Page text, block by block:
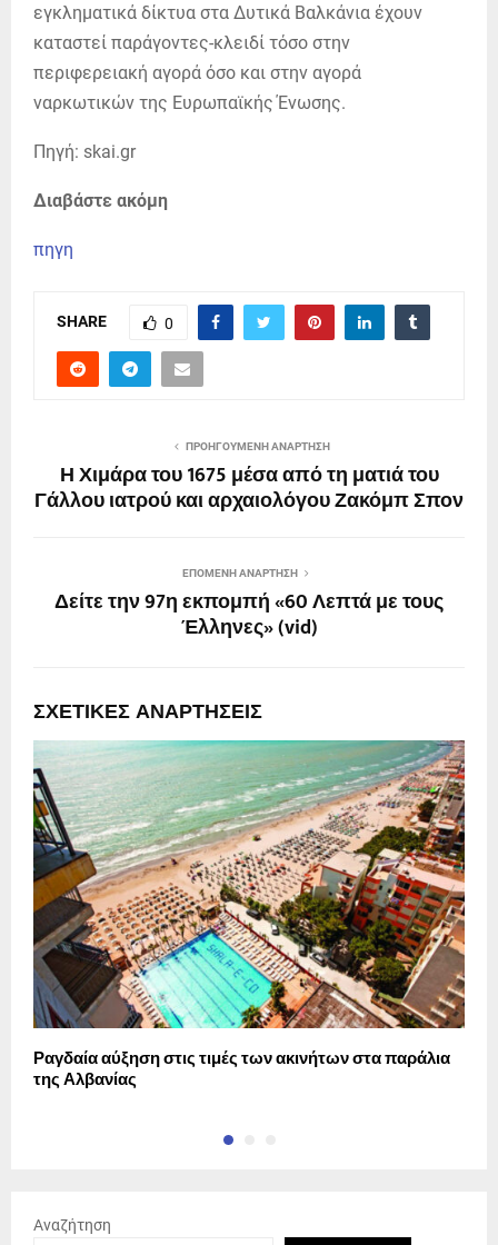
εγκληματικά δίκτυα στα Δυτικά Βαλκάνια έχουν
καταστεί παράγοντες-κλειδί τόσο στην
περιφερειακή αγορά όσο και στην αγορά
ναρκωτικών της Ευρωπαϊκής Ένωσης.
Πηγή: skai.gr
Διαβάστε ακόμη
πηγη
SHARE 0
ΠΡΟΗΓΟΎΜΕΝΗ ΑΝΆΡΤΗΣΗ
Η Χιμάρα του 1675 μέσα από τη ματιά του
Γάλλου ιατρού και αρχαιολόγου Ζακόμπ Σπον
ΕΠΌΜΕΝΗ ΑΝΆΡΤΗΣΗ
Δείτε την 97η εκπομπή «60 Λεπτά με τους
Έλληνες» (vid)
ΣΧΕΤΙΚΈΣ ΑΝΑΡΤΉΣΕΙΣ
Ραγδαία αύξηση στις τιμές των ακινήτων στα παράλια
της Αλβανίας
Αναζήτηση